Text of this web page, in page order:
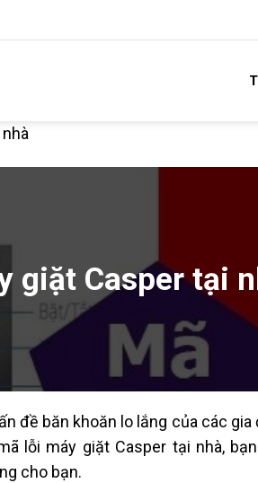
giặt Casper tại
đề băn khoăn lo lắng của các
lỗi máy giặt Casper tại nhà,
cho bạn.